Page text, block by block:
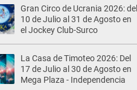
Gran Circo de Ucrania 2026: del
10 de Julio al 31 de Agosto en
el Jockey Club-Surco
La Casa de Timoteo 2026: Del
17 de Julio al 30 de Agosto en
Mega Plaza - Independencia